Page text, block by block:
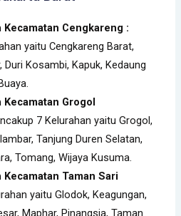
Cengkareng :
yaitu Cengkareng Barat,
Duri Kosambi, Kapuk, Kedaung
Grogol
7 Kelurahan yaitu Grogol,
Tanjung Duren Selatan,
Tomang, Wijaya Kusuma.
Taman Sari
yaitu Glodok, Keagungan,
Maphar, Pinangsia, Taman